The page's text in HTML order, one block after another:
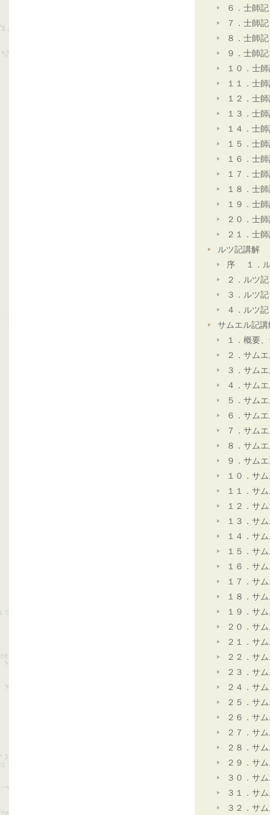
６．士師
７．士師
８．士師
９．士師
１０．士
１１．士
１２．士
１３．士
１４．士
１５．士
１６．士
１７．士
１８．士
１９．士
２０．士
２１．士
ルツ記講解
序 １．ル
２．ルツ
３．ルツ
４．ルツ
サムエル記講
１．概要
２．サム
３．サム
４．サム
５．サム
６．サム
７．サム
８．サム
９．サム
１０．サ
１１．サ
１２．サ
１３．サ
１４．サ
１５．サ
１６．サ
１７．サ
１８．サ
１９．サ
２０．サ
２１．サ
２２．サ
２３．サ
２４．サ
２５．サ
２６．サ
２７．サ
２８．サ
２９．サ
３０．サ
３１．サ
３２．サ